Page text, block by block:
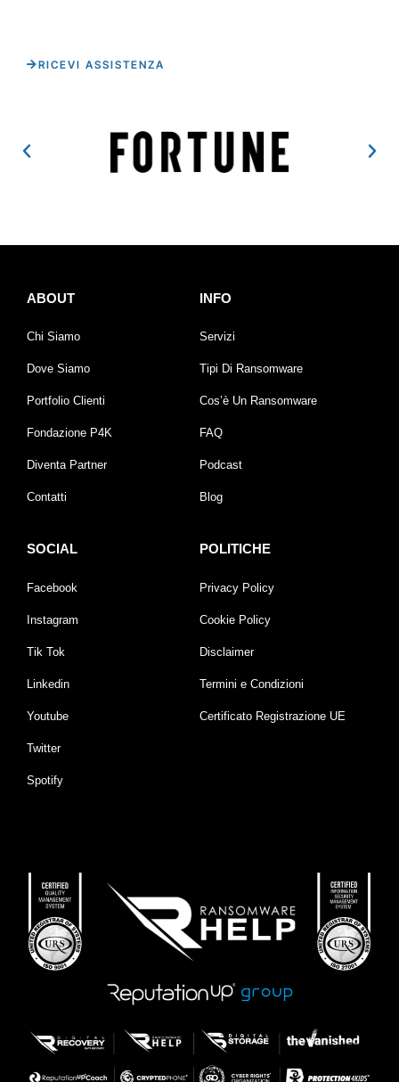
RICEVI ASSISTENZA
ABOUT
Chi Siamo
Dove Siamo
Portfolio Clienti
Fondazione P4K
Diventa Partner
Contatti
INFO
Servizi
Tipi Di Ransomware
Cos’è Un Ransomware
FAQ
Podcast
Blog
SOCIAL
Facebook
Instagram
Tik Tok
Linkedin
Youtube
Twitter
Spotify
POLITICHE
Privacy Policy
Cookie Policy
Disclaimer
Termini e Condizioni
Certificato Registrazione UE